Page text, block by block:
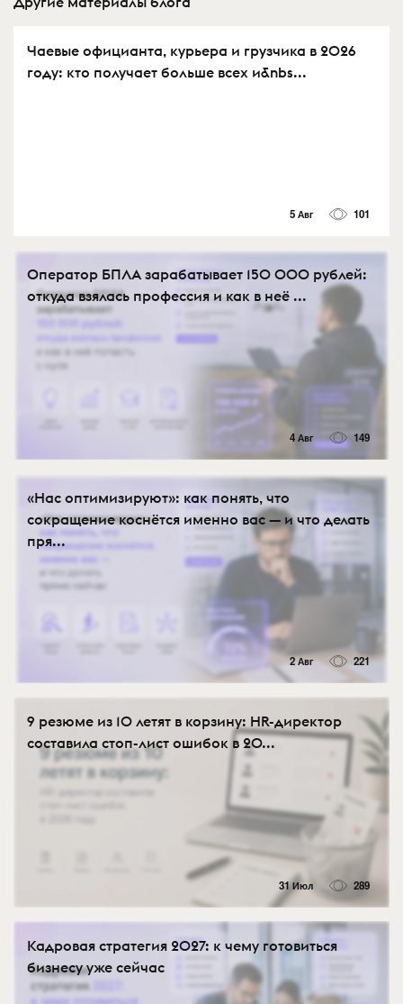
Чаевые официанта, курьера и грузчика в 2026
году: кто получает больше всех и&nbs...
5 Авг 101
Оператор БПЛА зарабатывает 150 000 рублей:
откуда взялась профессия и как в неё ...
4 Авг 149
«Нас оптимизируют»: как понять, что
сокращение коснётся именно вас — и что делать
пря...
2 Авг 221
9 резюме из 10 летят в корзину: HR-директор
составила стоп-лист ошибок в 20...
31 Июл 289
Кадровая стратегия 2027: к чему готовиться
бизнесу уже сейчас